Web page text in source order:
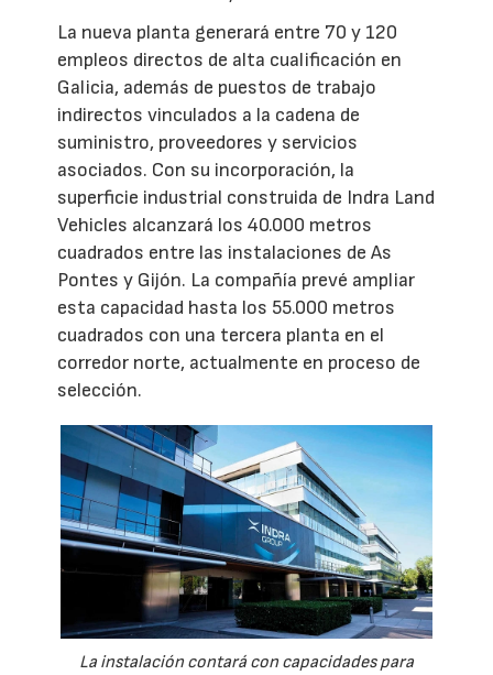
La nueva planta generará entre 70 y 120
empleos directos de alta cualificación en
Galicia, además de puestos de trabajo
indirectos vinculados a la cadena de
suministro, proveedores y servicios
asociados. Con su incorporación, la
superficie industrial construida de Indra Land
Vehicles alcanzará los 40.000 metros
cuadrados entre las instalaciones de As
Pontes y Gijón. La compañía prevé ampliar
esta capacidad hasta los 55.000 metros
cuadrados con una tercera planta en el
corredor norte, actualmente en proceso de
selección.
La instalación contará con capacidades para